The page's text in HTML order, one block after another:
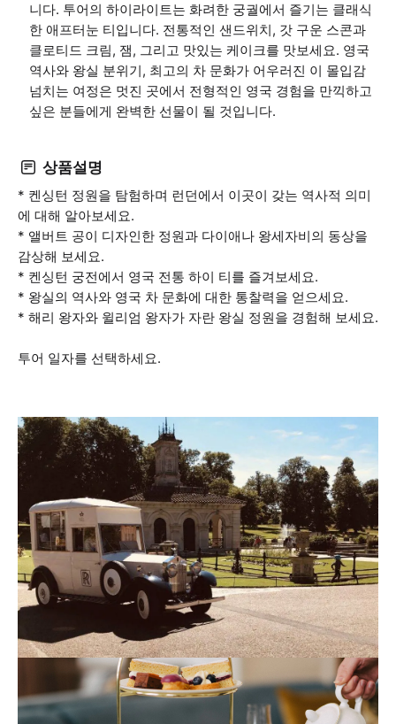
니다. 투어의 하이라이트는 화려한 궁궐에서 즐기는 클래식
한 애프터눈 티입니다. 전통적인 샌드위치, 갓 구운 스콘과
클로티드 크림, 잼, 그리고 맛있는 케이크를 맛보세요. 영국
역사와 왕실 분위기, 최고의 차 문화가 어우러진 이 몰입감
넘치는 여정은 멋진 곳에서 전형적인 영국 경험을 만끽하고
싶은 분들에게 완벽한 선물이 될 것입니다.
상품설명
* 켄싱턴 정원을 탐험하며 런던에서 이곳이 갖는 역사적 의미
에 대해 알아보세요.
* 앨버트 공이 디자인한 정원과 다이애나 왕세자비의 동상을
감상해 보세요.
* 켄싱턴 궁전에서 영국 전통 하이 티를 즐겨보세요.
* 왕실의 역사와 영국 차 문화에 대한 통찰력을 얻으세요.
* 해리 왕자와 윌리엄 왕자가 자란 왕실 정원을 경험해 보세요.
투어 일자를 선택하세요.